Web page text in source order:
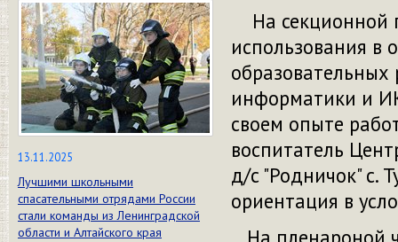
13.11.2025
Лучшими школьными
спасательными отрядами России
стали команды из Ленинградской
области и Алтайского края
На
использования в
образовательных
информатики и
своем опыте
воспитатель
д/с "Родничок" с.
ориентация в
На пленароной